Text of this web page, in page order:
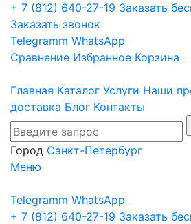
+ 7 (812) 640-27-19 Заказать
Заказать звонок
Telegramm WhatsApp
Сравнение Избранное Корзина
Главная Каталог Услуги Наши
доставка Блог Контакты
Город Санкт-Петербург
Меню
Telegramm WhatsApp
+ 7 (812) 640-27-19 Заказать